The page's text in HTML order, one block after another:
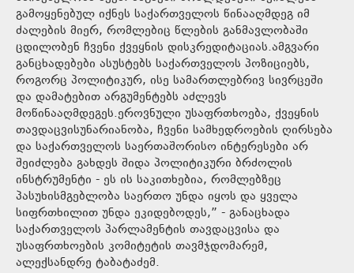
გამოყენებულ იქნეს საქართველოს წინააღმდეგ იმ
ძალების მიერ, რომლებიც წლების განმავლობაში
ცდილობენ ჩვენი ქვეყნის დისკრედიტაციას.ამგვარი
განცხადებები ასუსტებს საქართველოს პოზიციებს,
როგორც პოლიტიკურ, ისე სამართლებრივ სივრცეში
და დამატებით არგუმენტებს აძლევს
მოწინააღმდეგეს.ეროვნული უსაფრთხოება, ქვეყნის
თავდაცვისუნარიანობა, ჩვენი სამხედროების ღირსება
და საქართველოს საერთაშორისო ინტერესები არ
შეიძლება გახდეს შიდა პოლიტიკური ბრძოლის
ინსტრუმენტი - ეს ის საკითხებია, რომლებზეც
პასუხისმგებლობა საერთო უნდა იყოს და ყველა
სიფრთხილით უნდა ეკიდებოდეს,” - განაცხადა
საქართველოს პარლამენტის თავდაცვისა და
უსაფრთხოების კომიტეტის თავმჯდომარემ,
ალექსანდრე ტაბატაძემ.